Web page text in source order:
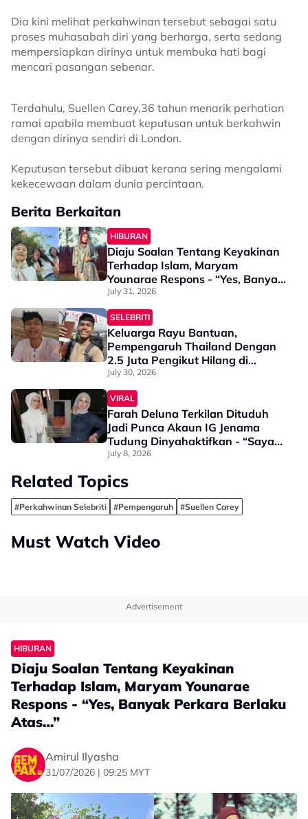
Dia kini melihat perkahwinan tersebut sebagai satu
proses muhasabah diri yang berharga, serta sedang
mempersiapkan dirinya untuk membuka hati bagi
mencari pasangan sebenar.
Terdahulu, Suellen Carey,36 tahun menarik perhatian
ramai apabila membuat keputusan untuk berkahwin
dengan dirinya sendiri di London.
Keputusan tersebut dibuat kerana sering mengalami
kekecewaan dalam dunia percintaan.
Berita Berkaitan
HIBURAN
Diaju Soalan Tentang Keyakinan
Terhadap Islam, Maryam
Younarae Respons - “Yes, Banyak
Perkara Berlaku Atas…”
July 31, 2026
SELEBRITI
Keluarga Rayu Bantuan,
Pempengaruh Thailand Dengan
2.5 Juta Pengikut Hilang di
Georgia
July 30, 2026
VIRAL
Farah Deluna Terkilan Dituduh
Jadi Punca Akaun IG Jenama
Tudung Dinyahaktifkan - “Saya
Tidak Tergamak & Sekejam Itu…”
July 8, 2026
Related Topics
#Perkahwinan Selebriti #Pempengaruh #Suellen Carey
Must Watch Video
Advertisement
HIBURAN
Diaju Soalan Tentang Keyakinan
Terhadap Islam, Maryam Younarae
Respons - “Yes, Banyak Perkara Berlaku
Atas…”
Amirul Ilyasha
31/07/2026 | 09:25 MYT